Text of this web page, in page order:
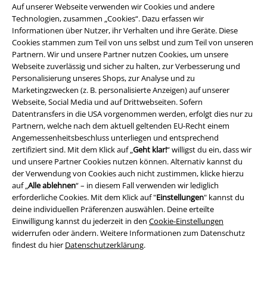
Auf unserer Webseite verwenden wir Cookies und andere
Technologien, zusammen „Cookies“. Dazu erfassen wir
Informationen über Nutzer, ihr Verhalten und ihre Geräte. Diese
Cookies stammen zum Teil von uns selbst und zum Teil von unseren
Partnern. Wir und unsere Partner nutzen Cookies, um unsere
Webseite zuverlässig und sicher zu halten, zur Verbesserung und
Personalisierung unseres Shops, zur Analyse und zu
Marketingzwecken (z. B. personalisierte Anzeigen) auf unserer
Webseite, Social Media und auf Drittwebseiten. Sofern
Datentransfers in die USA vorgenommen werden, erfolgt dies nur zu
Partnern, welche nach dem aktuell geltenden EU-Recht einem
Angemessenheitsbeschluss unterliegen und entsprechend
zertifiziert sind. Mit dem Klick auf „Geht klar!“ willigst du ein, dass wir
und unsere Partner Cookies nutzen können. Alternativ kannst du
der Verwendung von Cookies auch nicht zustimmen, klicke hierzu
auf „Alle ablehnen“ – in diesem Fall verwenden wir lediglich
erforderliche Cookies. Mit dem Klick auf "Einstellungen" kannst du
deine individuellen Präferenzen auswählen. Deine erteilte
Einwilligung kannst du jederzeit in den Cookie-Einstellungen
widerrufen oder ändern. Weitere Informationen zum Datenschutz
findest du hier Datenschutzerklärung.
Rechtliches
AGB
Impressum
Datenschutz
Entsorgung und Umweltschutz
Konformitätserklärung